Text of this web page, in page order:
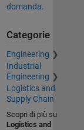
domanda.
Categorie
Engineering
Industrial
Engineering
Logistics and
Supply Chain
Scopri di più su
Logistics and